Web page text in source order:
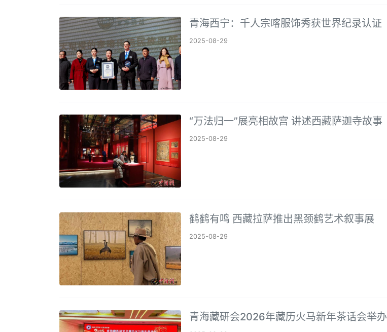
青海西宁：千人宗喀服饰秀获世界纪录认证
2025-08-29
“万法归一”展亮相故宫 讲述西藏萨迦寺故事
2025-08-29
鹤鹤有鸣 西藏拉萨推出黑颈鹤艺术叙事展
2025-08-29
青海藏研会2026年藏历火马新年茶话会举办